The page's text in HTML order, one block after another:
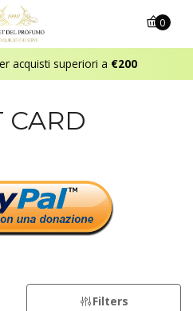
acquisti superiori a €200
0
CARD
Filters